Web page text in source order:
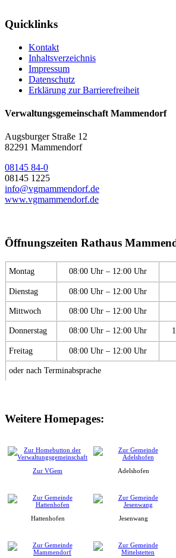
Quicklinks
Kontakt
Inhaltsverzeichnis
Impressum
Datenschutz
Erklärung zur Barrierefreiheit
Verwaltungsgemeinschaft Mammendorf
Augsburger Straße 12
82291 Mammendorf
08145 84-0
08145 1225
info@vgmammendorf.de
www.vgmammendorf.de
Öffnungszeiten Rathaus
Montag 08:00 Uhr – 12:00 Uhr
Dienstag 08:00 Uhr – 12:00 Uhr
Mittwoch 08:00 Uhr – 12:00 Uhr
Donnerstag 08:00 Uhr – 12:00 Uhr
Freitag 08:00 Uhr – 12:00 Uhr
oder nach Terminabsprache
Weitere Homepages:
Zur VGem Adelshofen
Hattenhofen Jesenwang